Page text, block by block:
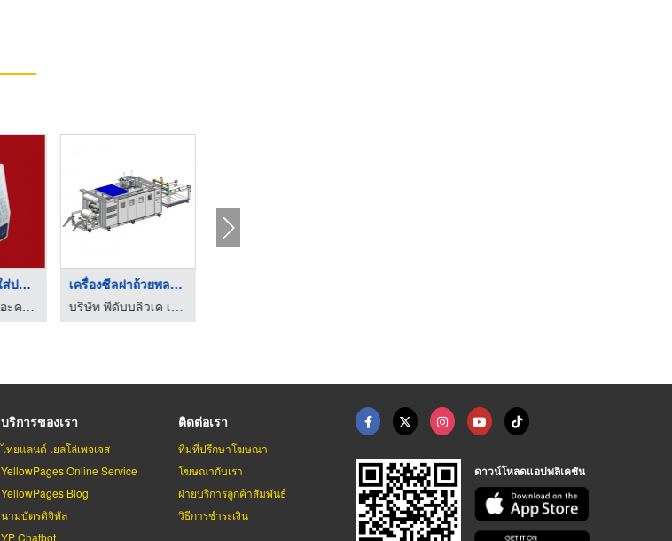
กล่องอะคริลิค ใส่ปาก ...
โรงงานแปรรูปอะคริลิค ไทยประกิต
เครื่องซีลฝาถ้วยพลาส ...
บริษัท พีดับบลิวเค เอ็นจิเนียริ่ง เทอร์โมฟอร์มเมอร์ จำกัด
บริการของเรา
ไทยแลนด์ เยลโล่เพจเจส
YellowPages Online Service
YellowPages Blog
นามบัตรดิจิทัล
YP Chatbot
ติดต่อเรา
ทีมที่ปรึกษาโฆษณา
โฆษณากับเรา
ฝ่ายบริการลูกค้าสัมพันธ์
วิธีการชำระเงิน
ดาวน์โหลดแอปพลิเคชัน